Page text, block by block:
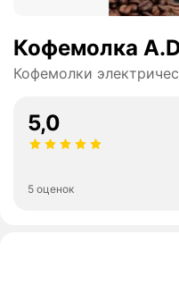
Кофемолка
Кофемолки
5,0
5 оценок